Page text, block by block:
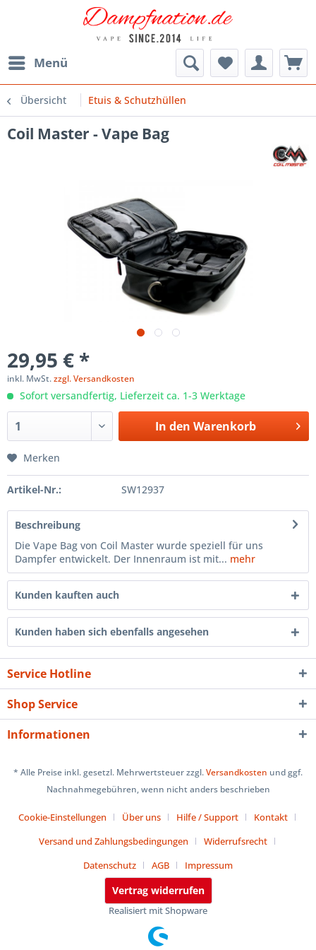
Menü
Übersicht Etuis & Schutzhüllen
Coil Master - Vape Bag
29,95 € *
inkl. MwSt.zzgl. Versandkosten
Sofort versandfertig, Lieferzeit ca. 1-3 Werktage
In den Warenkorb
Merken
Artikel-Nr.: SW12937
Beschreibung
Die Vape Bag von Coil Master wurde speziell für uns
Dampfer entwickelt. Der Innenraum ist mit... mehr
Kunden kauften auch
Kunden haben sich ebenfalls angesehen
Service Hotline
Shop Service
Informationen
* Alle Preise inkl. gesetzl. Mehrwertsteuer zzgl.Versandkosten und ggf.
Nachnahmegebühren, wenn nicht anders beschrieben
Cookie-Einstellungen Über uns Hilfe / Support
Kontakt
Versand und Zahlungsbedingungen
Widerrufsrecht
Datenschutz
AGB Impressum
Vertrag widerrufen
Realisiert mit Shopware